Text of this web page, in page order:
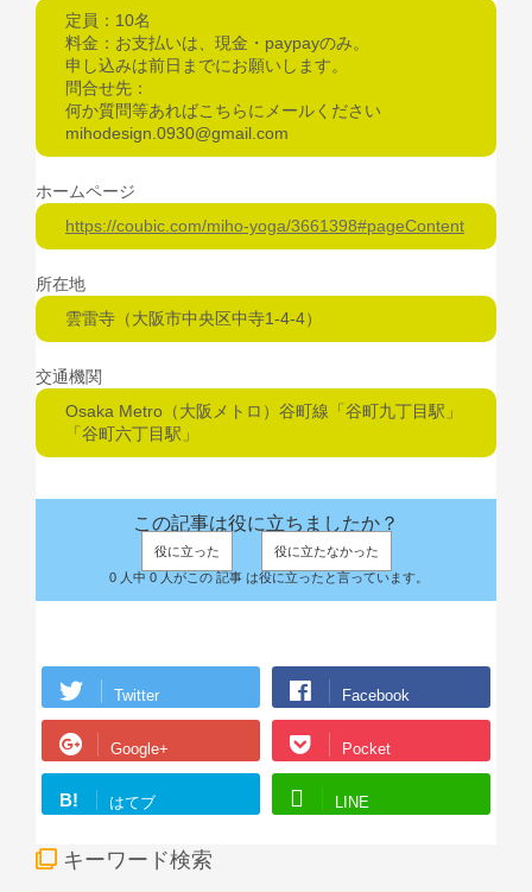
定員：10名
料金：お支払いは、現金・paypayのみ。
申し込みは前日までにお願いします。
問合せ先：
何か質問等あればこちらにメールください
mihodesign.0930@gmail.com
ホームページ
https://coubic.com/miho-yoga/3661398#pageContent
所在地
雲雷寺（大阪市中央区中寺1-4-4）
交通機関
Osaka Metro（大阪メトロ）谷町線「谷町九丁目駅」
「谷町六丁目駅」
この記事は役に立ちましたか？
役に立った
役に立たなかった
0 人中 0 人がこの 記事 は役に立ったと言っています。
Twitter Facebook
Google+ Pocket
B! はてブ LINE
キーワード検索